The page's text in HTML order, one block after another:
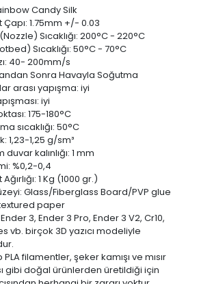
Candy Silk
Çapı: 1.75mm +/- 0.03
Sıcaklığı: 200°C - 220°C
Sıcaklığı: 50°C - 70°C
40- 200mm/s
Sonra Havayla Soğutma
arası yapışma: iyi
iyi
175-180°C
sıcaklığı: 50°C
1,23-1,25 g/sm³
duvar kalınlığı: 1 mm
%0,2-0,4
1 Kg (1000 gr.)
Glass/Fiberglass Board/PVP glue
paper
3, Ender 3 Pro, Ender 3 V2, Cr10,
vb. birçok 3D yazıcı modeliyle
filamentler, şeker kamışı ve mısır
gibi doğal ürünlerden üretildiği için